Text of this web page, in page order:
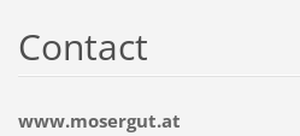
Contact
www.mosergut.at